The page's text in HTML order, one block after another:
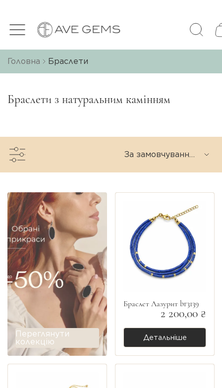
Головна Браслети
Браслети з натуральним камінням
За замовчуванням
Переглянути
колекцію
Браслет Лазурит br3139
2 200,00 ₴
Детальніше